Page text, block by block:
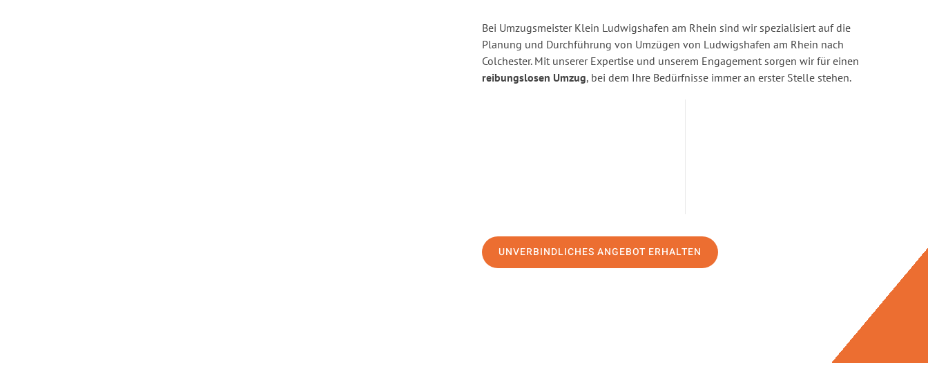
Bei Umzugsmeister Klein Ludwigshafen am Rhein sind wir spezialisiert auf die
Planung und Durchführung von Umzügen von Ludwigshafen am Rhein nach
Colchester. Mit unserer Expertise und unserem Engagement sorgen wir für einen
reibungslosen Umzug, bei dem Ihre Bedürfnisse immer an erster Stelle stehen.
UNVERBINDLICHES ANGEBOT ERHALTEN